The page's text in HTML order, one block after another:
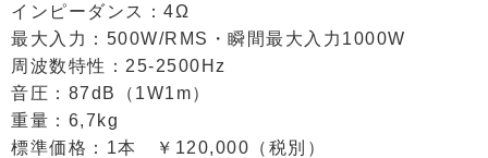
インピーダンス：4Ω
最大入力：500W/RMS・瞬間最大入力1000W
周波数特性：25-2500Hz
音圧：87dB（1W1m）
重量：6,7kg
標準価格：1本 ￥120,000（税別）